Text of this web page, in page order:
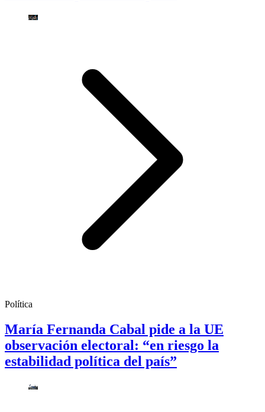
Política
María Fernanda Cabal pide a la UE
observación electoral: “en riesgo la
estabilidad política del país”